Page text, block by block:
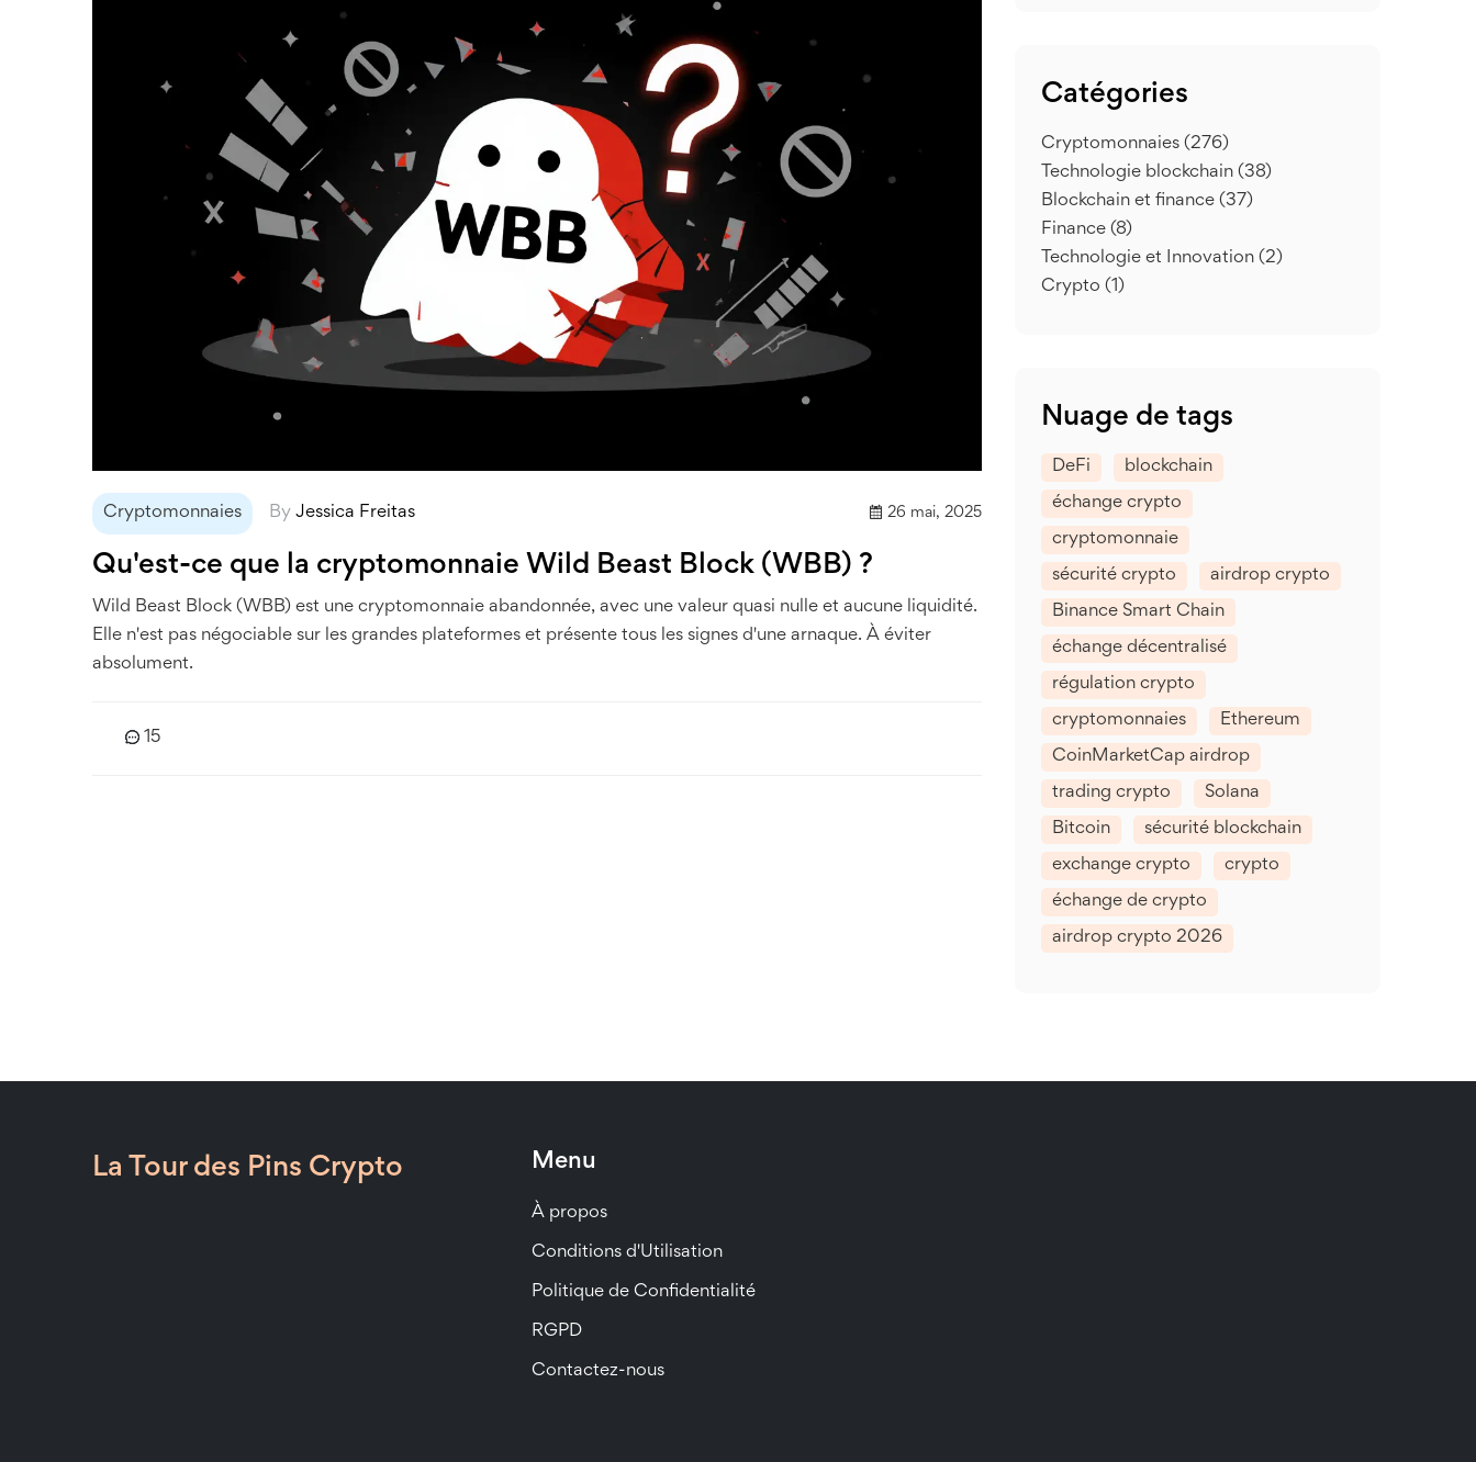
Cryptomonnaies By Jessica Freitas 26 mai, 2025
Qu'est-ce que la cryptomonnaie Wild Beast Block (WBB) ?
Wild Beast Block (WBB) est une cryptomonnaie abandonnée, avec une valeur quasi nulle et aucune liquidité.
Elle n'est pas négociable sur les grandes plateformes et présente tous les signes d'une arnaque. À éviter
absolument.
15
Catégories
Cryptomonnaies (276)
Technologie blockchain (38)
Blockchain et finance (37)
Finance (8)
Technologie et Innovation (2)
Crypto (1)
Nuage de tags
DeFi blockchain
échange crypto
cryptomonnaie
sécurité crypto airdrop crypto
Binance Smart Chain
échange décentralisé
régulation crypto
cryptomonnaies Ethereum
CoinMarketCap airdrop
trading crypto Solana
Bitcoin sécurité blockchain
exchange crypto crypto
échange de crypto
airdrop crypto 2026
La Tour des Pins Crypto Menu
À propos
Conditions d'Utilisation
Politique de Confidentialité
RGPD
Contactez-nous